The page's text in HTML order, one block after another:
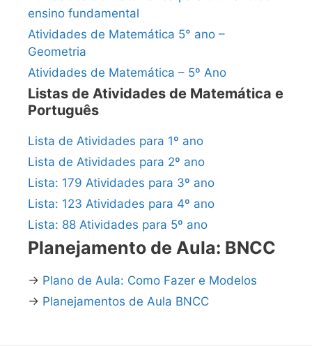
ensino fundamental
Atividades de Matemática 5° ano –
Geometria
Atividades de Matemática – 5º Ano
Listas de Atividades de Matemática e
Português
Lista de Atividades para 1º ano
Lista de Atividades para 2º ano
Lista: 179 Atividades para 3º ano
Lista: 123 Atividades para 4º ano
Lista: 88 Atividades para 5º ano
Planejamento de Aula: BNCC
→ Plano de Aula: Como Fazer e Modelos
→ Planejamentos de Aula BNCC